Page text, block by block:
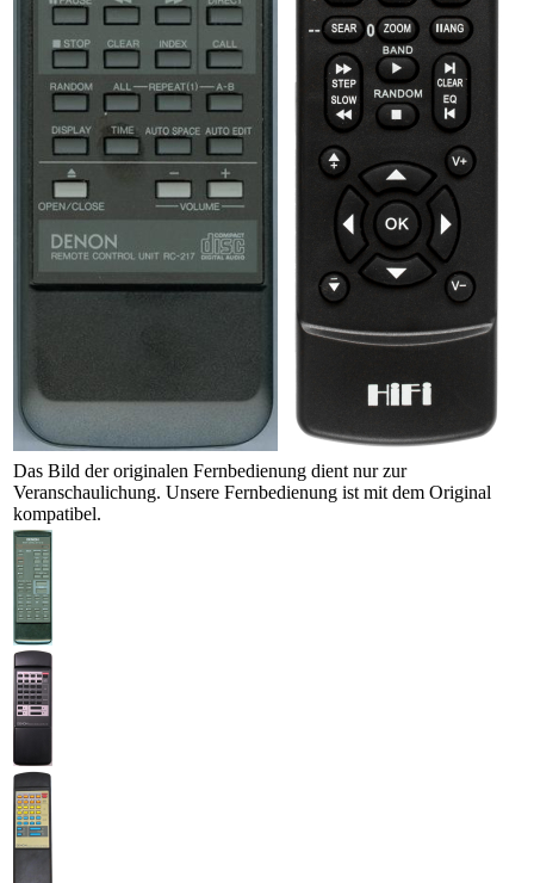
Das Bild der originalen Fernbedienung dient nur zur
Veranschaulichung. Unsere Fernbedienung ist mit dem Original
kompatibel.